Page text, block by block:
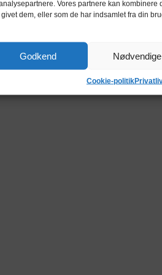
Vores partnere kan kombinere
dem, eller som de har indsamlet fra din
Godkend Nødvendige
Cookie-politik